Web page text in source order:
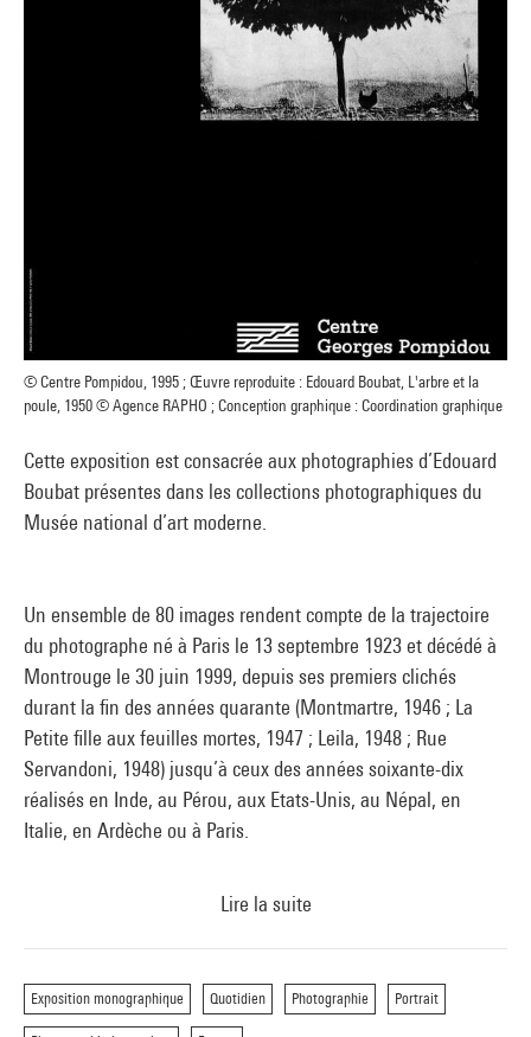
© Centre Pompidou, 1995 ; Œuvre reproduite : Edouard Boubat, L'arbre et la
poule, 1950 © Agence RAPHO ; Conception graphique : Coordination graphique
Cette exposition est consacrée aux photographies d’Edouard
Boubat présentes dans les collections photographiques du
Musée national d’art moderne.
Un ensemble de 80 images rendent compte de la trajectoire
du photographe né à Paris le 13 septembre 1923 et décédé à
Montrouge le 30 juin 1999, depuis ses premiers clichés
durant la fin des années quarante (Montmartre, 1946 ; La
Petite fille aux feuilles mortes, 1947 ; Leila, 1948 ; Rue
Servandoni, 1948) jusqu’à ceux des années soixante-dix
réalisés en Inde, au Pérou, aux Etats-Unis, au Népal, en
Italie, en Ardèche ou à Paris.
:
« Photographier, c’est recevoir la lumière d’un ami… peut-
être votre ami, votre chat, votre arbre… »
Lire la suite
Exposition monographique Quotidien Photographie Portrait